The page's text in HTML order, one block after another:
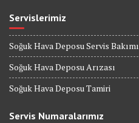
Servislerimiz
Soğuk Hava Deposu Servis Bakımı
Soğuk Hava Deposu Arızası
Soğuk Hava Deposu Tamiri
Servis Numaralarımız